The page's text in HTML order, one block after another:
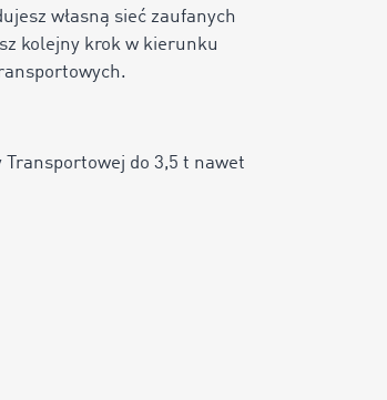
własną sieć zaufanych
kolejny krok w kierunku
Transportowej do 3,5 t nawet